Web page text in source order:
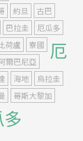
約旦
古巴
巴拉圭
厄瓜多
荷盧
寮國
爾巴尼亞
海地
烏拉圭
哥斯大黎加
厄